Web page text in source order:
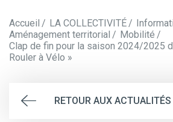
Accueil LA COLLECTIVITÉ
Aménagement territorial
Mobilité
Clap de fin pour la saison 2024/2025
Rouler à Vélo »
RETOUR AUX ACTUALITÉS